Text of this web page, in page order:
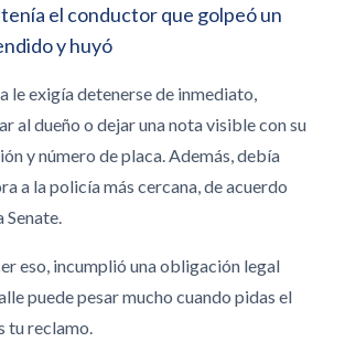
el conductor que golpeó un
y huyó
le exigía detenerse de inmediato,
al dueño o dejar una nota visible con su
y número de placa. Además, debía
a la policía más cercana, de acuerdo
eso, incumplió una obligación legal
puede pesar mucho cuando pidas el
tu reclamo.